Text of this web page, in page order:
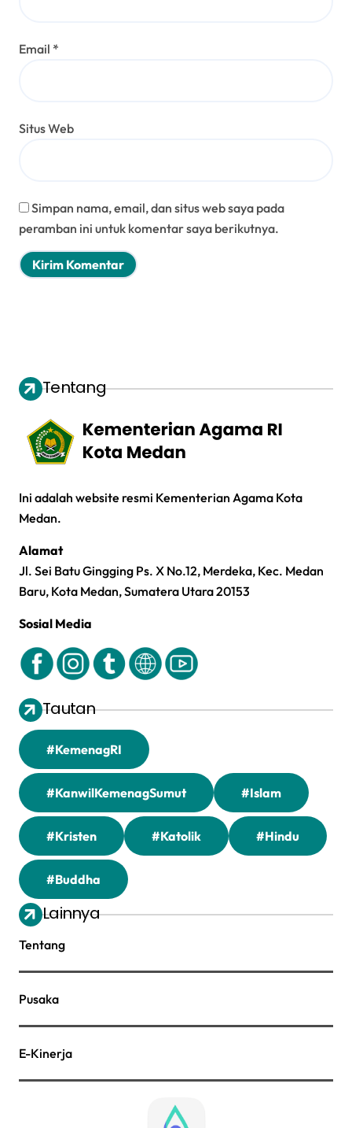
Email *
Situs Web
Simpan nama, email, dan situs web saya pada
peramban ini untuk komentar saya berikutnya.
Tentang
Ini adalah website resmi Kementerian Agama Kota
Medan.
Alamat
Jl. Sei Batu Gingging Ps. X No.12, Merdeka, Kec. Medan
Baru, Kota Medan, Sumatera Utara 20153
Sosial Media
Tautan
#KemenagRI
#KanwilKemenagSumut #Islam
#Kristen #Katolik #Hindu
#Buddha
Lainnya
Tentang
Pusaka
E-Kinerja